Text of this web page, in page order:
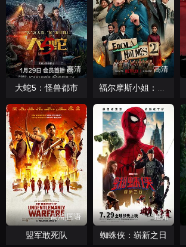
高清
大蛇5：怪兽都市
高清
福尔摩斯小姐：伦敦厄运
高清|国语
盟军敢死队
抢先
蜘蛛侠：崭新之日